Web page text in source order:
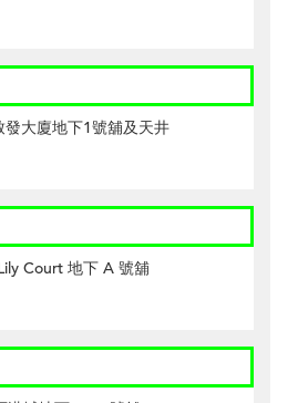
大廈地下1號舖及天井
Court 地下 A 號舖